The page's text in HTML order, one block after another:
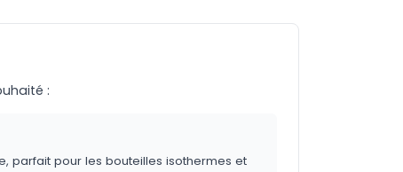
:
parfait pour les bouteilles isothermes et